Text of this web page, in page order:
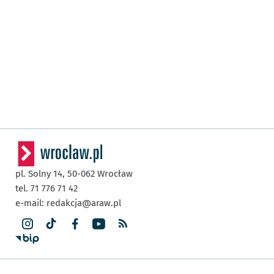
pl. Solny 14, 50-062 Wrocław
tel. 71 776 71 42
e-mail: redakcja@araw.pl